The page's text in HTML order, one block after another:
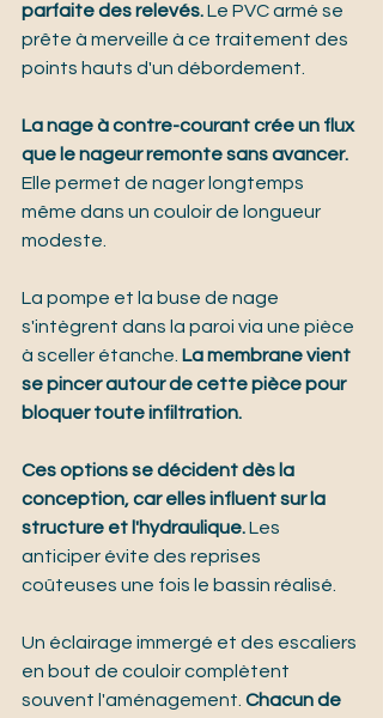
parfaite des relevés. Le PVC armé se
prête à merveille à ce traitement des
points hauts d'un débordement.
La nage à contre-courant crée un flux
que le nageur remonte sans avancer.
Elle permet de nager longtemps
même dans un couloir de longueur
modeste.
La pompe et la buse de nage
s'intègrent dans la paroi via une pièce
à sceller étanche. La membrane vient
se pincer autour de cette pièce pour
bloquer toute infiltration.
Ces options se décident dès la
conception, car elles influent sur la
structure et l'hydraulique. Les
anticiper évite des reprises
coûteuses une fois le bassin réalisé.
Un éclairage immergé et des escaliers
en bout de couloir complètent
souvent l'aménagement. Chacun de